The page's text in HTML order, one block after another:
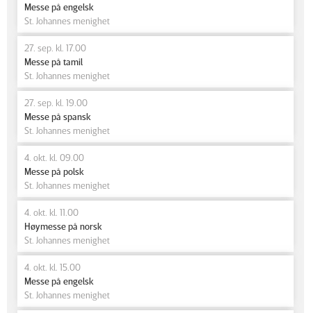
Messe på engelsk
St. Johannes menighet
27. sep. kl. 17.00
Messe på tamil
St. Johannes menighet
27. sep. kl. 19.00
Messe på spansk
St. Johannes menighet
4. okt. kl. 09.00
Messe på polsk
St. Johannes menighet
4. okt. kl. 11.00
Høymesse på norsk
St. Johannes menighet
4. okt. kl. 15.00
Messe på engelsk
St. Johannes menighet